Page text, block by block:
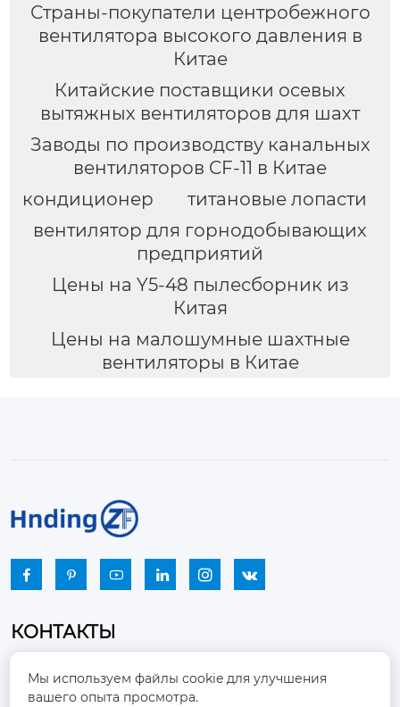
Страны-покупатели центробежного
вентилятора высокого давления в
Китае
Китайские поставщики осевых
вытяжных вентиляторов для шахт
Заводы по производству канальных
вентиляторов CF-11 в Китае
кондиционер
титановые лопасти
вентилятор для горнодобывающих
предприятий
Цены на Y5-48 пылесборник из
Китая
Цены на малошумные шахтные
вентиляторы в Китае
     
КОНТАКТЫ

Промышленный парк, город Наньцзяо,
район Чжоуцунь, город Цзыбо, провинция
Мы используем файлы cookie для улучшения
вашего опыта просмотра.